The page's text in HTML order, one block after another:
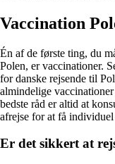
Vaccination
Én af de første ting, du
Polen, er vaccinationer.
for danske rejsende til
almindelige
bedste råd er altid at
afrejse for at få
Er det sikkert at